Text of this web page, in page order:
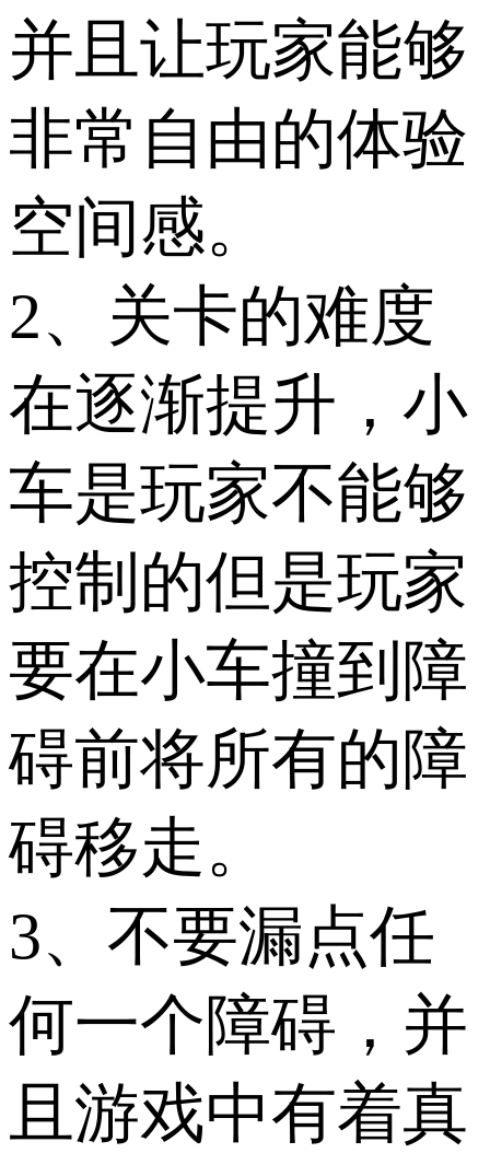
并且让玩家能够
非常自由的体验
空间感。
2、关卡的难度
在逐渐提升，小
车是玩家不能够
控制的但是玩家
要在小车撞到障
碍前将所有的障
碍移走。
3、不要漏点任
何一个障碍，并
且游戏中有着真